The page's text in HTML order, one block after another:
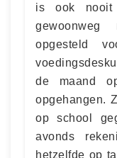
is ook
opgesteld
de maand
opgehangen.
op school
avonds
hetzelfde op